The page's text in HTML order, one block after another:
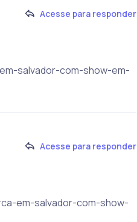
Acesse para responder
salvador-com-show-em-
Acesse para responder
em-salvador-com-show-